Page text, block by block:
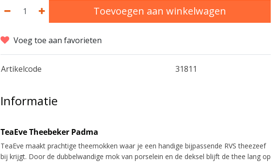
Toevoegen aan winkelwagen
Voeg toe aan favorieten
Artikelcode 31811
Informatie
TeaEve Theebeker Padma
TeaEve maakt prachtige theemokken waar je een handige bijpassende RVS theezeef
bij krijgt. Door de dubbelwandige mok van porselein en de deksel blijft de thee lang op